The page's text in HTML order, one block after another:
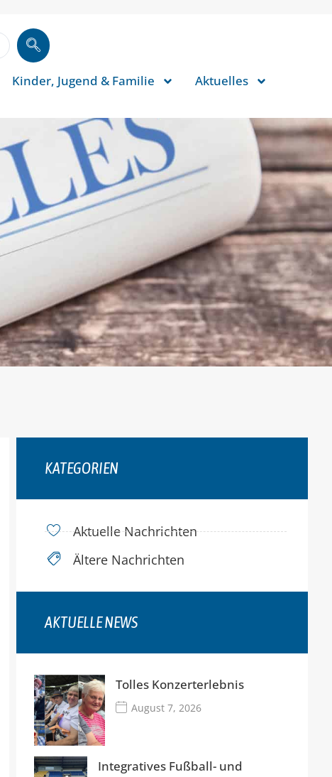
Kinder, Jugend & Familie
Aktuelles
KATEGORIEN
Aktuelle Nachrichten
Ältere Nachrichten
AKTUELLE NEWS
Tolles Konzerterlebnis
August 7, 2026
Integratives Fußball- und